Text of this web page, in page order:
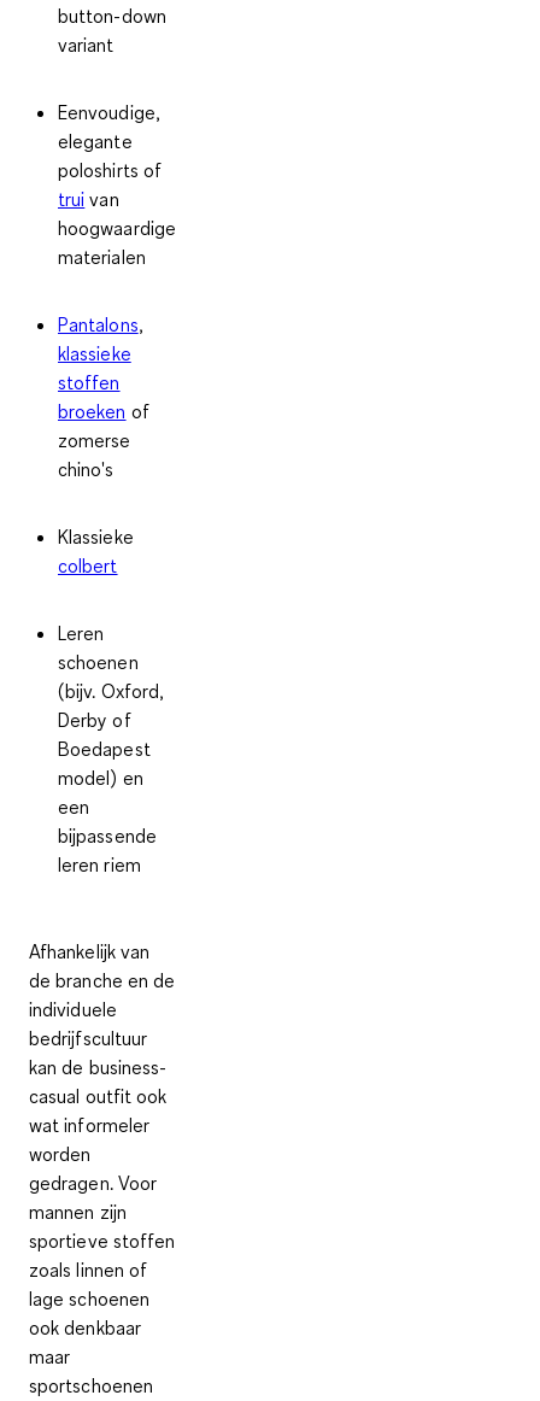
button-down
variant
Eenvoudige,
elegante
poloshirts of
trui van
hoogwaardige
materialen
Pantalons,
klassieke
stoffen
broeken of
zomerse
chino's
Klassieke
colbert
Leren
schoenen
(bijv. Oxford,
Derby of
Boedapest
model) en
een
bijpassende
leren riem
Afhankelijk van
de branche en de
individuele
bedrijfscultuur
kan de business-
casual outfit ook
wat informeler
worden
gedragen. Voor
mannen zijn
sportieve stoffen
zoals linnen of
lage schoenen
ook denkbaar
maar
sportschoenen